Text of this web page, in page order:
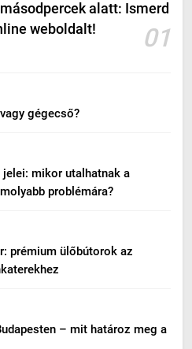
alatt: Ismerd
weboldalt!
01
gégecső?
jelei: mikor utalhatnak a
problémára?
prémium ülőbútorok az
– mit határoz meg a